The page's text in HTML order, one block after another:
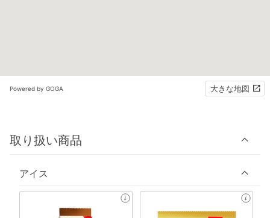
Powered by GOGA 大きな地図
取り扱い商品
アイス